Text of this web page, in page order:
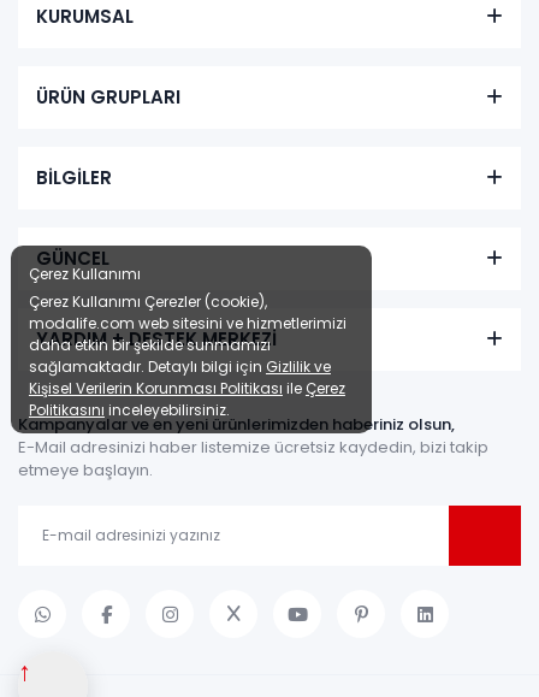
↑
KURUMSAL
ÜRÜN GRUPLARI
BİLGİLER
GÜNCEL
YARDIM + DESTEK MERKEZİ
Kampanyalar ve en yeni ürünlerimizden haberiniz olsun,
E-Mail adresinizi haber listemize ücretsiz kaydedin, bizi takip
etmeye başlayın.
Çerez Kullanımı
Çerez Kullanımı Çerezler (cookie),
modalife.com web sitesini ve hizmetlerimizi
daha etkin bir şekilde sunmamızı
sağlamaktadır. Detaylı bilgi için Gizlilik ve
Kişisel Verilerin Korunması Politikası ile Çerez
Politikasını inceleyebilirsiniz.